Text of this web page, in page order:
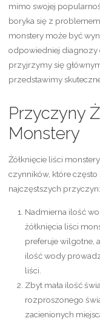
mimo swojej
boryka się z
monstery może być
odpowiedniej diagnozy
przyjrzymy się
przedstawimy
Przyczyny
Monstery
Żółknięcie liści
czynników, które często
najczęstszych przyczyn:
Nadmierna ilość
żółknięcia liści
preferuje wilgotne,
ilość wody
liści.
Zbyt mała ilość
rozproszonego
zacienionych